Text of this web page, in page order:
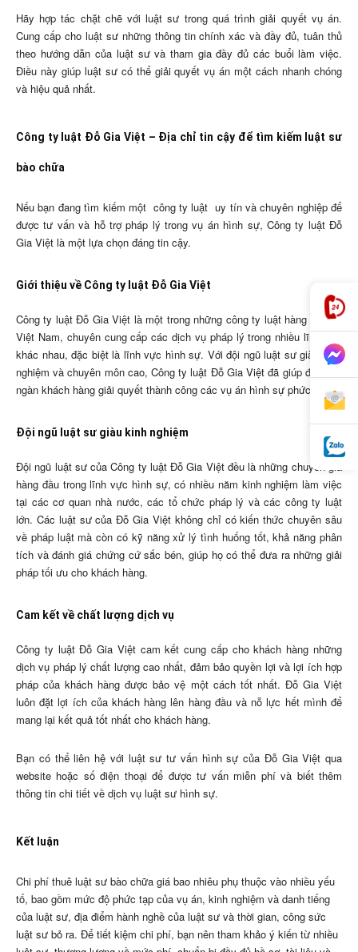
Hãy hợp tác chặt chẽ với luật sư trong quá trình giải quyết vụ án.
Cung cấp cho luật sư những thông tin chính xác và đầy đủ, tuân thủ
theo hướng dẫn của luật sư và tham gia đầy đủ các buổi làm việc.
Điều này giúp luật sư có thể giải quyết vụ án một cách nhanh chóng
và hiệu quả nhất.
Công ty luật Đỗ Gia Việt – Địa chỉ tin cậy để tìm kiếm luật sư
bào chữa
Nếu bạn đang tìm kiếm một công ty luật uy tín và chuyên nghiệp để
được tư vấn và hỗ trợ pháp lý trong vụ án hình sự, Công ty luật Đỗ
Gia Việt là một lựa chọn đáng tin cậy.
Giới thiệu về Công ty luật Đỗ Gia Việt
Công ty luật Đỗ Gia Việt là một trong những công ty luật hàng đầu tại
Việt Nam, chuyên cung cấp các dịch vụ pháp lý trong nhiều lĩnh vực
khác nhau, đặc biệt là lĩnh vực hình sự. Với đội ngũ luật sư giàu kinh
nghiệm và chuyên môn cao, Công ty luật Đỗ Gia Việt đã giúp đỡ hàng
ngàn khách hàng giải quyết thành công các vụ án hình sự phức tạp.
Đội ngũ luật sư giàu kinh nghiệm
Đội ngũ luật sư của Công ty luật Đỗ Gia Việt đều là những chuyên gia
hàng đầu trong lĩnh vực hình sự, có nhiều năm kinh nghiệm làm việc
tại các cơ quan nhà nước, các tổ chức pháp lý và các công ty luật
lớn. Các luật sư của Đỗ Gia Việt không chỉ có kiến thức chuyên sâu
về pháp luật mà còn có kỹ năng xử lý tình huống tốt, khả năng phân
tích và đánh giá chứng cứ sắc bén, giúp họ có thể đưa ra những giải
pháp tối ưu cho khách hàng.
Cam kết về chất lượng dịch vụ
Công ty luật Đỗ Gia Việt cam kết cung cấp cho khách hàng những
dịch vụ pháp lý chất lượng cao nhất, đảm bảo quyền lợi và lợi ích hợp
pháp của khách hàng được bảo vệ một cách tốt nhất. Đỗ Gia Việt
luôn đặt lợi ích của khách hàng lên hàng đầu và nỗ lực hết mình để
mang lại kết quả tốt nhất cho khách hàng.
Bạn có thể liên hệ với luật sư tư vấn hình sự của Đỗ Gia Việt qua
website hoặc số điện thoại để được tư vấn miễn phí và biết thêm
thông tin chi tiết về dịch vụ luật sư hình sự.
Kết luận
Chi phí thuê luật sư bào chữa giá bao nhiêu phụ thuộc vào nhiều yếu
tố, bao gồm mức độ phức tạp của vụ án, kinh nghiệm và danh tiếng
của luật sư, địa điểm hành nghề của luật sư và thời gian, công sức
luật sư bỏ ra. Để tiết kiệm chi phí, bạn nên tham khảo ý kiến từ nhiều